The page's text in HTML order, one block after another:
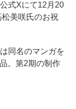
式Xにて12月20
美咲氏のお祝
同名のマンガを
。第2期の制作